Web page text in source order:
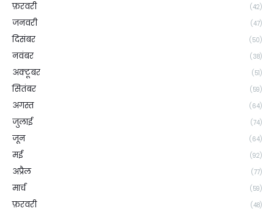
फ़रवरी (42)
जनवरी (47)
दिसंबर (50)
नवंबर (38)
अक्टूबर (51)
सितंबर (59)
अगस्त (64)
जुलाई (74)
जून (64)
मई (92)
अप्रैल (77)
मार्च (59)
फ़रवरी (48)